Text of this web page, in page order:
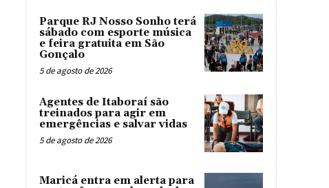
Parque RJ Nosso Sonho terá
sábado com esporte música
e feira gratuita em São
Gonçalo
5 de agosto de 2026
Agentes de Itaboraí são
treinados para agir em
emergências e salvar vidas
5 de agosto de 2026
Maricá entra em alerta para